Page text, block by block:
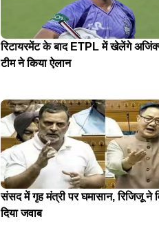
रिटायरमेंट के बाद ETPL में खेलेंगे
टीम ने किया ऐलान
संसद में गृह मंत्री पर घमासान, रिजिजू ने
दिया जवाब